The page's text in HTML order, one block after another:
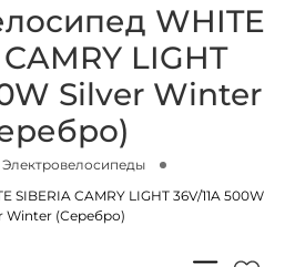
WHITE
LIGHT
Silver Winter
Электровелосипеды
SIBERIA CAMRY LIGHT 36V/11A 500W
Winter (Серебро)